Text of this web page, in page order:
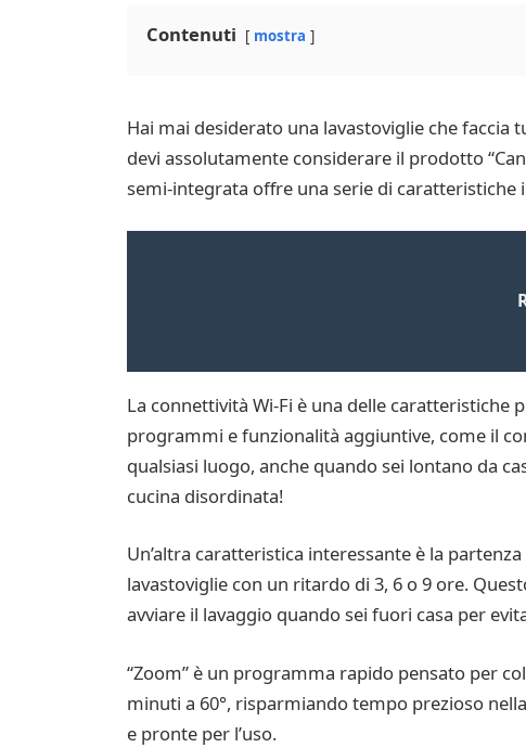
Contenuti mostra
Hai mai desiderato una lavastoviglie che
devi assolutamente considerare il prodotto
semi-integrata offre una serie di caratteristiche
La connettività Wi-Fi è una delle caratteristiche
programmi e funzionalità aggiuntive, come il
qualsiasi luogo, anche quando sei lontano da
cucina disordinata!
Un’altra caratteristica interessante è la
lavastoviglie con un ritardo di 3, 6 o 9 ore.
avviare il lavaggio quando sei fuori casa per
“Zoom” è un programma rapido pensato per
minuti a 60°, risparmiando tempo prezioso
e pronte per l’uso.